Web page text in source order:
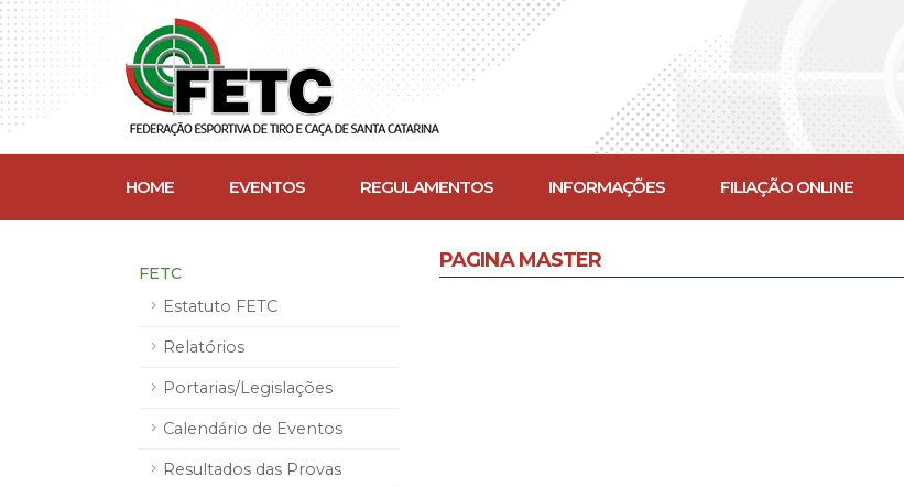
HOME EVENTOS REGULAMENTOS INFORMAÇÕES FILIAÇÃO ONLINE
FETC
Estatuto FETC
Relatórios
Portarias/Legislações
Calendário de Eventos
Resultados das Provas
PAGINA MASTER